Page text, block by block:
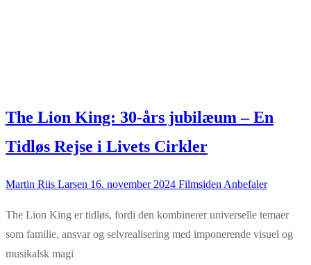
The Lion King: 30-års jubilæum – En
Tidløs Rejse i Livets Cirkler
Martin Riis Larsen 16. november 2024 Filmsiden Anbefaler
The Lion King er tidløs, fordi den kombinerer universelle temaer
som familie, ansvar og selvrealisering med imponerende visuel og
musikalsk magi